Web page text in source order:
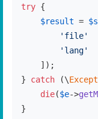
try {
$result =
'file'
'lang'
    ]);
} catch (\
die($e->
}